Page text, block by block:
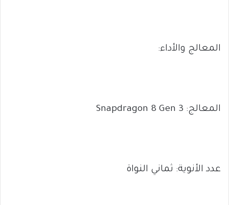
المعالج والأداء:
المعالج: Snapdragon 8 Gen 3
عدد الأنوية: ثماني النواة